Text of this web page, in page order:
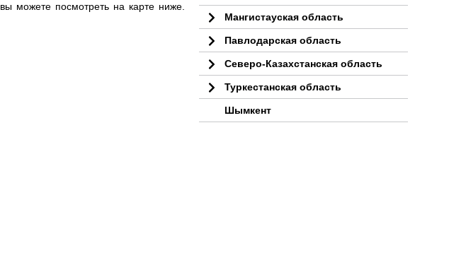
можете посмотреть на карте ниже.
Мангистауская область
Павлодарская область
Северо-Казахстанская область
Туркестанская область
Шымкент